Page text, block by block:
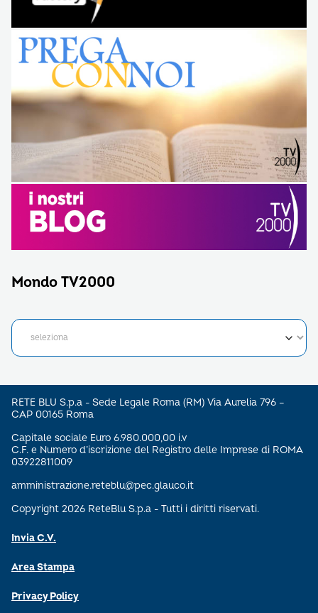
Mondo TV2000
RETE BLU S.p.a - Sede Legale Roma (RM) Via Aurelia 796 –
CAP 00165 Roma
Capitale sociale Euro 6.980.000,00 i.v
C.F. e Numero d’iscrizione del Registro delle Imprese di ROMA
03922811009
amministrazione.reteblu@pec.glauco.it
Copyright 2026 ReteBlu S.p.a - Tutti i diritti riservati.
Invia C.V.
Area Stampa
Privacy Policy